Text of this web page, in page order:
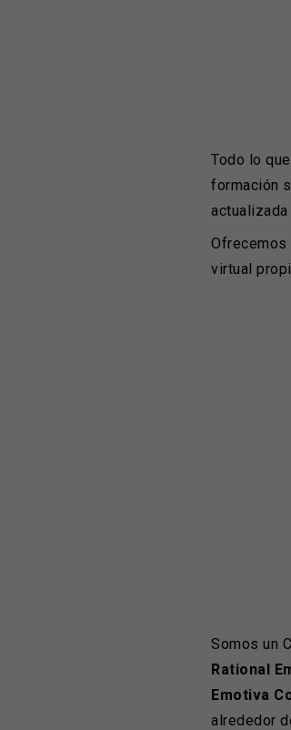
Todo lo
formación
Ofrecemos
virtual
Somos un C
Rational
Emotiva
alrededor